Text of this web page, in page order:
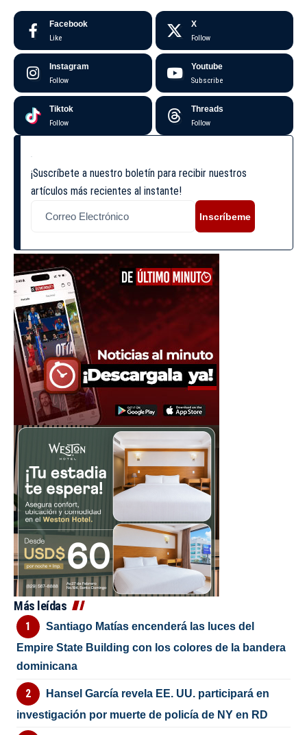
Facebook
Like
X
Follow
Instagram
Follow
Youtube
Subscribe
Tiktok
Follow
Threads
Follow
¡Suscríbete a nuestro boletín para recibir nuestros
artículos más recientes al instante!
Inscríbeme
Más leídas
Santiago Matías encenderá las luces del
Empire State Building con los colores de la bandera
dominicana
Hansel García revela EE. UU. participará en
investigación por muerte de policía de NY en RD